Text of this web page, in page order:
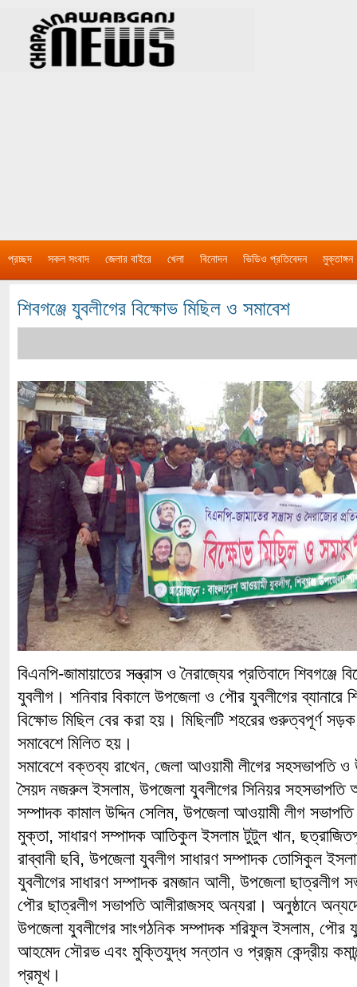
প্রচ্ছদ সকল সংবাদ জেলার বাইরে খেলা বিনোদন ভিডিও প্রতিবেদন মুক্তাঙ্গন
শিবগঞ্জে যুবলীগের বিক্ষোভ মিছিল ও সমাবেশ
বিএনপি-জামায়াতের সন্ত্রাস ও নৈরাজ্যের প্রতিবাদে শিবগঞ্জে
যুবলীগ। শনিবার বিকালে উপজেলা ও পৌর যুবলীগের ব্যানারে
বিক্ষোভ মিছিল বের করা হয়। মিছিলটি শহরের গুরুত্বপূর্ণ
সমাবেশে মিলিত হয়।
সমাবেশে বক্তব্য রাখেন, জেলা আওয়ামী লীগের সহসভাপতি ও
সৈয়দ নজরুল ইসলাম, উপজেলা যুবলীগের সিনিয়র সহসভাপতি
সম্পাদক কামাল উদ্দিন সেলিম, উপজেলা আওয়ামী লীগ
মুক্তা, সাধারণ সম্পাদক আতিকুল ইসলাম টুটুল খান,
রাব্বানী ছবি, উপজেলা যুবলীগ সাধারণ সম্পাদক তোসিকুল
যুবলীগের সাধারণ সম্পাদক রমজান আলী, উপজেলা ছাত্রলীগ
পৌর ছাত্রলীগ সভাপতি আলীরাজসহ অন্যরা। অনুষ্ঠানে
উপজেলা যুবলীগের সাংগঠনিক সম্পাদক শরিফুল ইসলাম,
আহমেদ সৌরভ এবং মুক্তিযুদ্ধ সন্তান ও প্রজন্ম কেন্দ্রীয়
প্রমূখ।